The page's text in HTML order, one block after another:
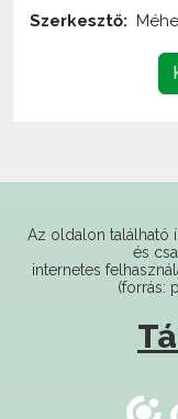
internetes
(forrás: